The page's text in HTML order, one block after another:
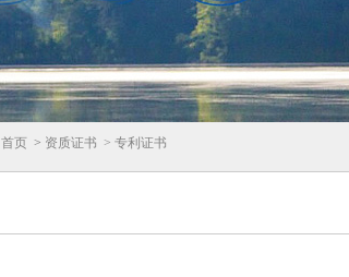
首页 > 资质证书 > 专利证书